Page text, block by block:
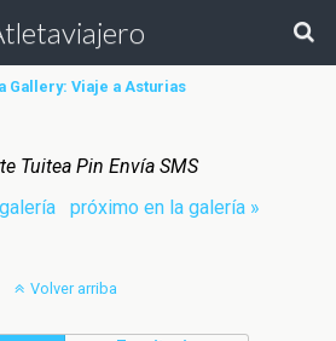
Gallery: Viaje a Asturias
Tuitea Pin Envía SMS
próximo en la galería »
Volver arriba